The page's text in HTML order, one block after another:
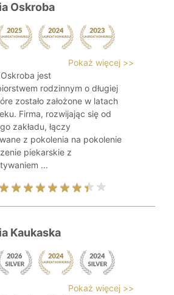
Oskroba
Pokaż więcej >>
jest
rodzinnym o długiej
zostało założone w latach
Firma, rozwijając się od
zakładu, łączy
z pokolenia na pokolenie
piekarskie z
...
Kaukaska
Pokaż więcej >>